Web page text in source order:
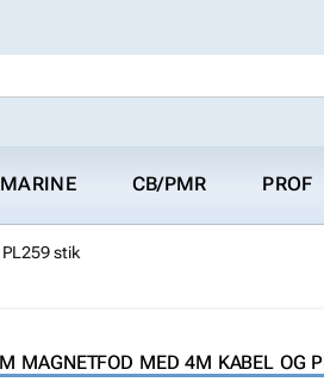
MARINE CB/PMR PROF
stik
MAGNETFOD MED 4M KABEL OG